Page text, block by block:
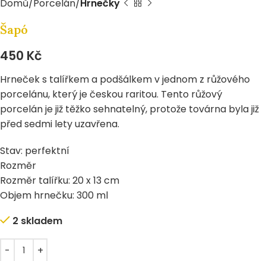
Domů Porcelán Hrnečky
Šapó
450 Kč
Hrneček s talířkem a podšálkem v jednom z růžového
porcelánu, který je českou raritou. Tento růžový
porcelán je již těžko sehnatelný, protože továrna byla již
před sedmi lety uzavřena.
Stav: perfektní
Rozměr
Rozměr talířku: 20 x 13 cm
Objem hrnečku: 300 ml
2 skladem
Alternative: